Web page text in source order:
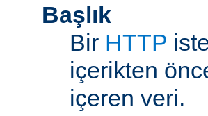
Başlık
Bir HTTP
içerikten
içeren veri.